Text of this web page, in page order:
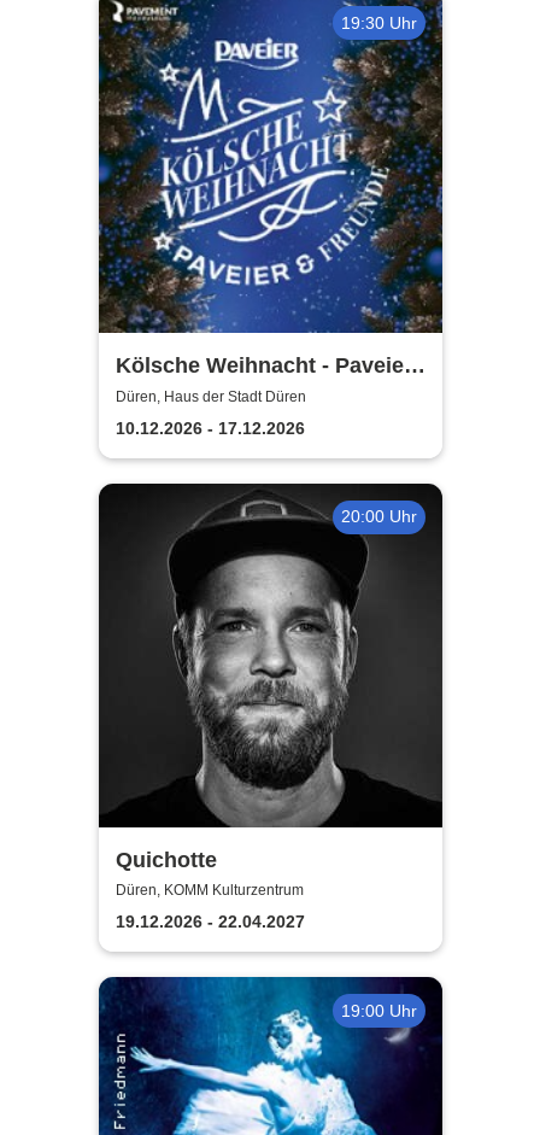
19:30 Uhr
Kölsche Weihnacht - Paveier
& Freunde 2026
Düren, Haus der Stadt Düren
10.12.2026 - 17.12.2026
20:00 Uhr
Quichotte
Düren, KOMM Kulturzentrum
19.12.2026 - 22.04.2027
19:00 Uhr